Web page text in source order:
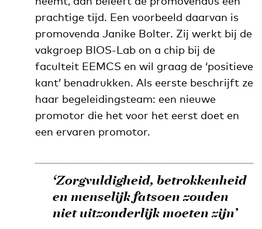
prachtige tijd. Een voorbeeld daarvan is
promovenda Janike Bolter. Zij werkt bij de
vakgroep BIOS-Lab on a chip bij de
faculteit EEMCS en wil graag de ‘positieve
kant’ benadrukken. Als eerste beschrijft ze
haar begeleidingsteam: een nieuwe
promotor die het voor het eerst doet en
een ervaren promotor.
‘Zorgvuldigheid, betrokkenheid
en menselijk fatsoen zouden
niet uitzonderlijk moeten zijn’